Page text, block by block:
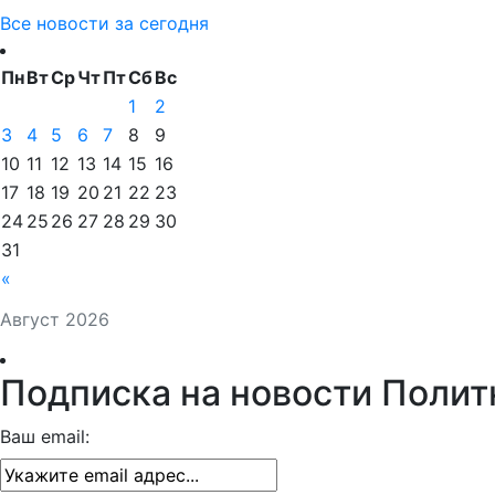
Все новости за сегодня
Август 2026
ПнВтСрЧтПтСбВс
«
1
2
3
4 5 6 7 8
9
10 11 12 13 14 15 16
17 18 19 20 21 22 23
24 25 26 27 28 29 30
31
Подписка на новости
Ваш email: